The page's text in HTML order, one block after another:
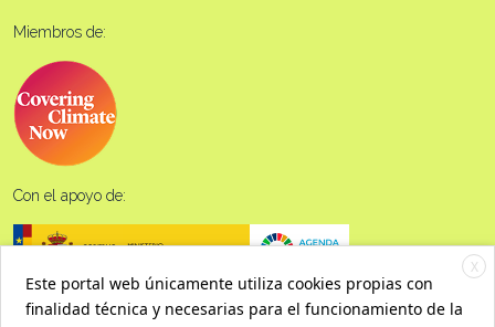
Miembros de:
Con el apoyo de:
X
Este portal web únicamente utiliza cookies propias con
finalidad técnica y necesarias para el funcionamiento de la